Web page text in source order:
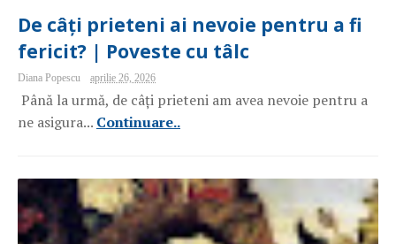
De câți prieteni ai nevoie pentru a fi
fericit? | Poveste cu tâlc
Diana Popescu aprilie 26, 2026
Până la urmă, de câți prieteni am avea nevoie pentru a
ne asigura... Continuare..